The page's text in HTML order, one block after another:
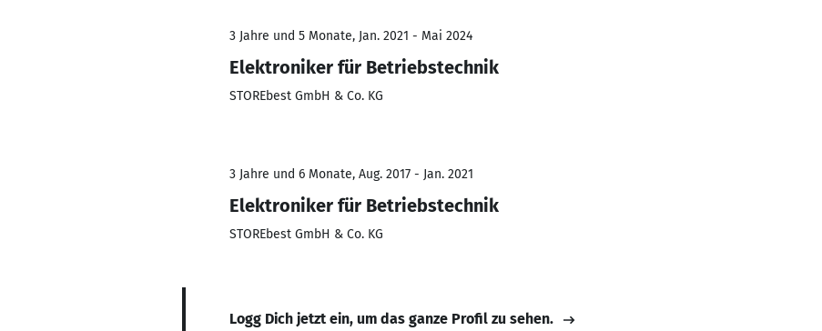
3 Jahre und 5 Monate, Jan. 2021 - Mai 2024
Elektroniker für Betriebstechnik
STOREbest GmbH & Co. KG
3 Jahre und 6 Monate, Aug. 2017 - Jan. 2021
Elektroniker für Betriebstechnik
STOREbest GmbH & Co. KG
Logg Dich jetzt ein, um das ganze Profil zu sehen.